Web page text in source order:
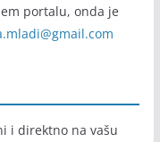
portalu, onda je
i direktno na vašu